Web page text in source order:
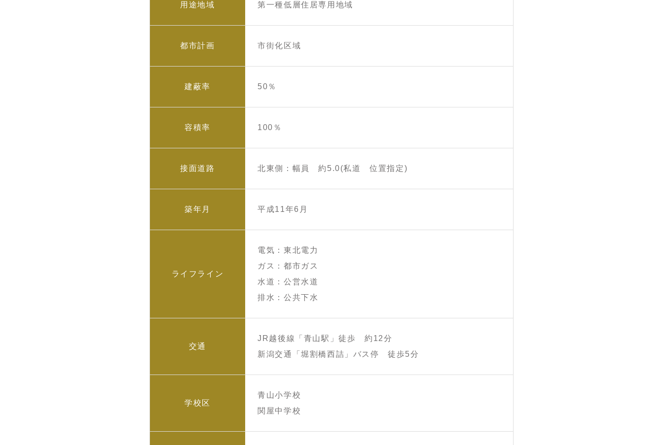
用途地域 第一種低層住居専用地域
都市計画 市街化区域
建蔽率 50％
容積率 100％
接面道路 北東側：幅員 約5.0(私道 位置指定)
築年月 平成11年6月
ライフライン
電気：東北電力
ガス：都市ガス
水道：公営水道
排水：公共下水
交通
JR越後線「青山駅」徒歩 約12分
新潟交通「堀割橋西詰」バス停 徒歩5分
学校区
青山小学校
関屋中学校